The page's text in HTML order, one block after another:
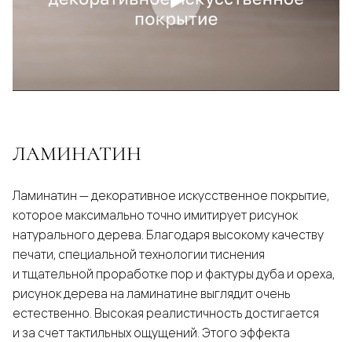
ЛАМИНАТИН
Ламинатин — декоративное искусственное покрытие,
которое максимально точно имитирует рисунок
натурального дерева. Благодаря высокому качеству
печати, специальной технологии тиснения
и тщательной проработке пор и фактуры дуба и ореха,
рисунок дерева на ламинатине выглядит очень
естественно. Высокая реалистичность достигается
и за счет тактильных ощущений. Этого эффекта